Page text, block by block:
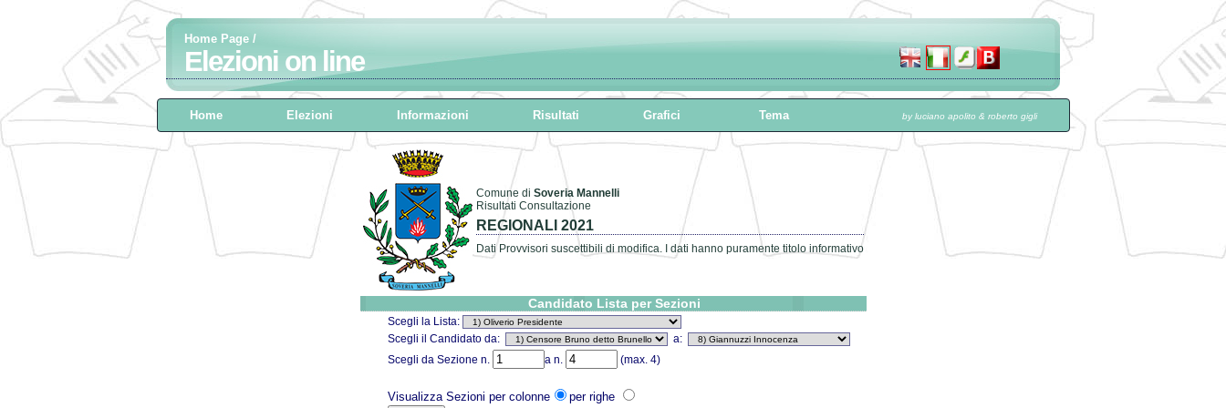
Home Page /
Elezioni on line
Home Elezioni Informazioni Risultati Grafici Tema by luciano apolito & roberto gigli
Comune di Soveria Mannelli
Risultati Consultazione
REGIONALI 2021
Dati Provvisori suscettibili di modifica. I dati hanno puramente titolo informativo
Candidato Lista per Sezioni
Scegli la Lista:
Scegli il Candidato da:
a:
Scegli da Sezione n.
a n. (max. 4)
Visualizza Sezioni per colonne per righe